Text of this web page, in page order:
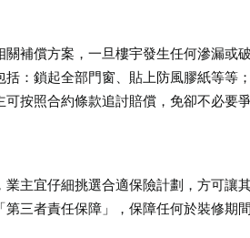
補償方案，一旦樓宇發生任何滲漏
：鎖起全部門窗、貼上防風膠紙等
按照合約條款追討賠償，免卻不必要爭
主宜仔細挑選合適保險計劃，方可
三者責任保障」，保障任何於裝修期